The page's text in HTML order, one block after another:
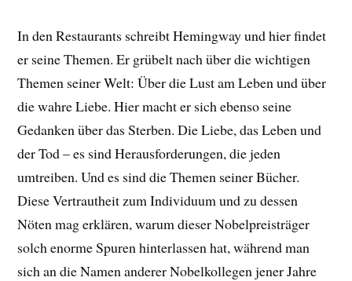
In den Restaurants schreibt Hemingway und hier findet
er seine Themen. Er grübelt nach über die wichtigen
Themen seiner Welt: Über die Lust am Leben und über
die wahre Liebe. Hier macht er sich ebenso seine
Gedanken über das Sterben. Die Liebe, das Leben und
der Tod – es sind Herausforderungen, die jeden
umtreiben. Und es sind die Themen seiner Bücher.
Diese Vertrautheit zum Individuum und zu dessen
Nöten mag erklären, warum dieser Nobelpreisträger
solch enorme Spuren hinterlassen hat, während man
sich an die Namen anderer Nobelkollegen jener Jahre